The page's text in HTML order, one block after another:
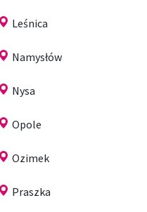
Leśnica
Namysłów
Nysa
Opole
Ozimek
Praszka